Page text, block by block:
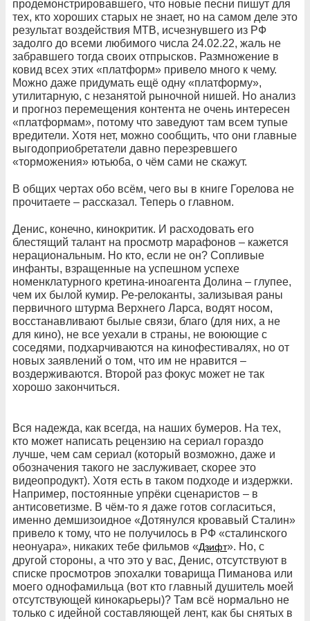
продемонстрировавшего, что новые песни пишут для
тех, кто хороших старых не знает, но на самом деле это
результат воздействия МТВ, исчезнувшего из РФ
задолго до всеми любимого числа 24.02.22, жаль не
забравшего тогда своих отпрысков. Размножение в
ковид всех этих «платформ» привело много к чему.
Можно даже придумать ещё одну «платформу»,
утилитарную, с незанятой рыночной нишей. Но анализ
и прогноз перемещения контента не очень интересен
«платформам», потому что заведуют там всем тупые
вредители. Хотя нет, можно сообщить, что они главные
выгодоприобретатели давно перезревшего
«торможения» ютьюба, о чём сами не скажут.
В общих чертах обо всём, чего вы в книге Горелова не
прочитаете – рассказал. Теперь о главном.
Денис, конечно, кинокритик. И расходовать его
блестящий талант на просмотр марафонов – кажется
нерациональным. Но кто, если не он? Сопливые
инфанты, взращенные на успешном успехе
номенклатурного кретина-иноагента Долина – глупее,
чем их былой кумир. Ре-релоканты, зализывая раны
первичного штурма Верхнего Ларса, водят носом,
восстанавливают былые связи, благо (для них, а не
для кино), не все уехали в страны, не воюющие с
соседями, подхарчиваются на кинофестивалях, но от
новых заявлений о том, что им не нравится –
воздерживаются. Второй раз фокус может не так
хорошо закончиться.
Вся надежда, как всегда, на наших бумеров. На тех,
кто может написать рецензию на сериал гораздо
лучше, чем сам сериал (который возможно, даже и
обозначения такого не заслуживает, скорее это
видеопродукт). Хотя есть в таком подходе и издержки.
Например, постоянные упрёки сценаристов – в
антисоветизме. В чём-то я даже готов согласиться,
именно демшизоидное «Дотянулся кровавый Сталин»
привело к тому, что не получилось в РФ «сталинского
неонуара», никаких тебе фильмов «Дзифт». Но, с
другой стороны, а что это у вас, Денис, отсутствуют в
списке просмотров эпохалки товарища Пиманова или
моего однофамильца (вот кто главный душитель моей
отсутствующей кинокарьеры)? Там всё нормально не
только с идейной составляющей лент, как бы снятых в